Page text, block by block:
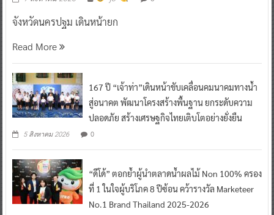
จังหวัดนครปฐม เดินหน้ายก
Read More
167 ปี “เจ้าท่า”เดินหน้าขับเคลื่อนคมนาคมทางน้ำ
สู่อนาคต พัฒนาโครงสร้างพื้นฐาน ยกระดับความ
ปลอดภัย สร้างเศรษฐกิจไทยเติบโตอย่างยั่งยืน
5 สิงหาคม 2026 0
“ดีโด้” ตอกย้ำผู้นำตลาดน้ำผลไม้ Non 100% ครอง
ที่ 1 ในใจผู้บริโภค 8 ปีซ้อน คว้ารางวัล Marketeer
No.1 Brand Thailand 2025-2026